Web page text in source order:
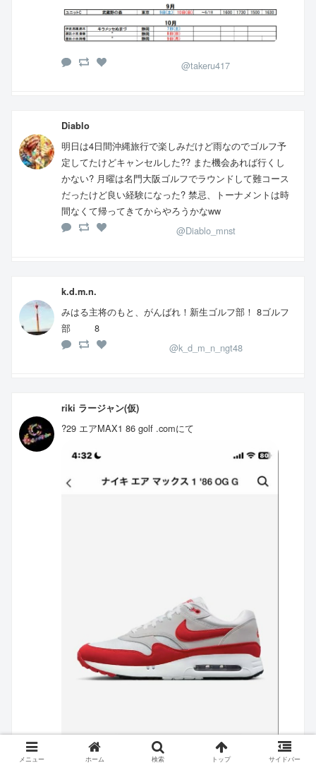
@takeru417
Diablo
明日は4日間沖縄旅行で楽しみだけど雨なのでゴルフ予
定してたけどキャンセルした?‍? また機会あれば行くし
かない? 月曜は名門大阪ゴルフでラウンドして難コース
だったけど良い経験になった? 禁忌、トーナメントは時
間なくて帰ってきてからやろうかなww
@Diablo_mnst
k.d.m.n.
みはる主将のもと、がんばれ！新生ゴルフ部！ 8ゴルフ
部 8
@k_d_m_n_ngt48
riki ラージャン(仮)
?️29 エアMAX1 86 golf .comにて
メニュー ホーム 検索 トップ サイドバー